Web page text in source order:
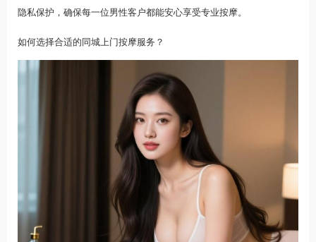
隐私保护，确保每一位男性客户都能安心享受专业按摩。
如何选择合适的同城上门按摩服务？